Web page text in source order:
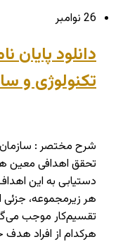
26 نوامبر
دانلود پایان
تکنولوژی و
شرح مختصر : سازمان
تحقق اهدافی معین
دستیابی به این
هر زیرمجموعه، جزئی
تقسیم‌کار موجب
هرکدام از افراد